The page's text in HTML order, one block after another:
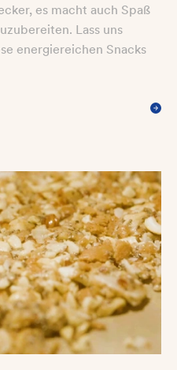
es macht auch Spaß
Lass uns
energiereichen Snacks